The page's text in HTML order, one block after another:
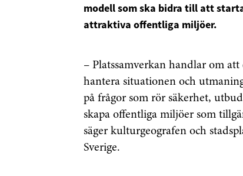
modell som ska bidra till att
attraktiva offentliga miljöer.
– Platssamverkan handlar om
hantera situationen och
på frågor som rör säkerhet,
skapa offentliga miljöer som
säger kulturgeografen och
Sverige.